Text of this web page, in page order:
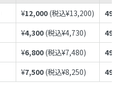
¥12,000 (税込¥13,200)
¥4,300 (税込¥4,730)
¥6,800 (税込¥7,480)
¥7,500 (税込¥8,250)